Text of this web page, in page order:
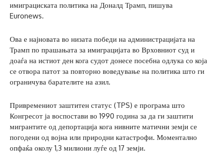
имиграциската политика на Доналд Трамп, пишува
Euronews.
Ова е најновата во низата победи на администрацијата на
Трамп по прашањата за имиграцијата во Врховниот суд и
доаѓа на истиот ден кога судот донесе посебна одлука со која
се отвора патот за повторно воведување на политика што ги
ограничува барателите на азил.
Привремениот заштитен статус (TPS) е програма што
Конгресот ја воспостави во 1990 година за да ги заштити
мигрантите од депортација кога нивните матични земји се
погодени од војна или природни катастрофи. Моментално
опфаќа околу 1,3 милиони луѓе од 17 земји.